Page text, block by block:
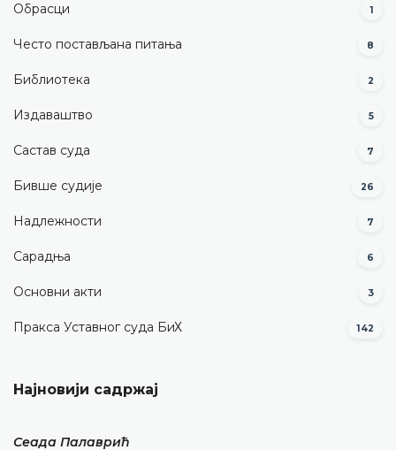
Обрасци 1
Често постављана питања 8
Библиотека 2
Издаваштво 5
Састав суда 7
Бивше судије 26
Надлежности 7
Сарадња 6
Основни акти 3
Пракса Уставног суда БиХ 142
Најновији садржај
Сеада Палаврић